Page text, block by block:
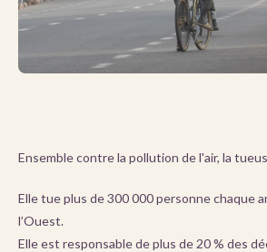
Ensemble contre la pollution de l'air, la
Elle tue plus de 300 000 personne chaque
l’Ouest.
Elle est responsable de plus de 20 % des